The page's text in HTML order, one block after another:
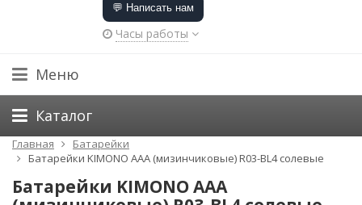
💬 Написать нам
Часы работы
Меню
Каталог
Главная
Батарейки
Батарейки KIMONO ААА (мизинчиковые) R03-BL4 солевые
Батарейки KIMONO ААА